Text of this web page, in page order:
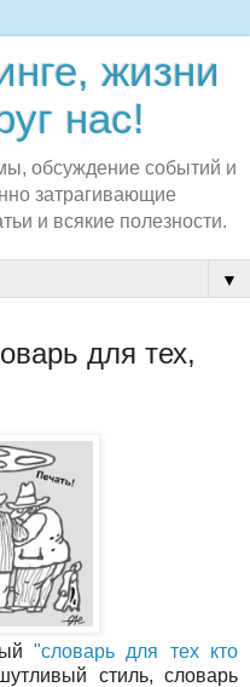
жизни
нас!
обсуждение событий и
затрагивающие
и всякие полезности.
▼
для тех,
"словарь для тех кто
стиль, словарь